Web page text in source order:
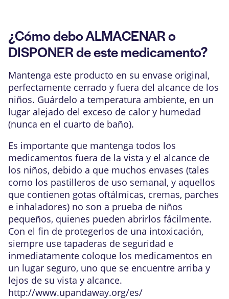
¿Cómo debo ALMACENAR o
DISPONER de este medicamento?
Mantenga este producto en su envase original,
perfectamente cerrado y fuera del alcance de los
niños. Guárdelo a temperatura ambiente, en un
lugar alejado del exceso de calor y humedad
(nunca en el cuarto de baño).
Es importante que mantenga todos los
medicamentos fuera de la vista y el alcance de
los niños, debido a que muchos envases (tales
como los pastilleros de uso semanal, y aquellos
que contienen gotas oftálmicas, cremas, parches
e inhaladores) no son a prueba de niños
pequeños, quienes pueden abrirlos fácilmente.
Con el fin de protegerlos de una intoxicación,
siempre use tapaderas de seguridad e
inmediatamente coloque los medicamentos en
un lugar seguro, uno que se encuentre arriba y
lejos de su vista y alcance.
http://www.upandaway.org/es/